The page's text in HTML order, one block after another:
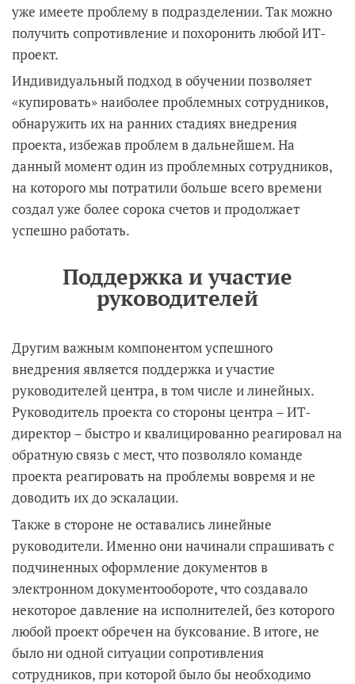
уже имеете проблему в подразделении. Так можно
получить сопротивление и похоронить любой ИТ-
проект.
Индивидуальный подход в обучении позволяет
«купировать» наиболее проблемных сотрудников,
обнаружить их на ранних стадиях внедрения
проекта, избежав проблем в дальнейшем. На
данный момент один из проблемных сотрудников,
на которого мы потратили больше всего времени
создал уже более сорока счетов и продолжает
успешно работать.
Поддержка и участие
руководителей
Другим важным компонентом успешного
внедрения является поддержка и участие
руководителей центра, в том числе и линейных.
Руководитель проекта со стороны центра – ИТ-
директор – быстро и квалицированно реагировал на
обратную связь с мест, что позволяло команде
проекта реагировать на проблемы вовремя и не
доводить их до эскалации.
Также в стороне не оставались линейные
руководители. Именно они начинали спрашивать с
подчиненных оформление документов в
электронном документообороте, что создавало
некоторое давление на исполнителей, без которого
любой проект обречен на буксование. В итоге, не
было ни одной ситуации сопротивления
сотрудников, при которой было бы необходимо